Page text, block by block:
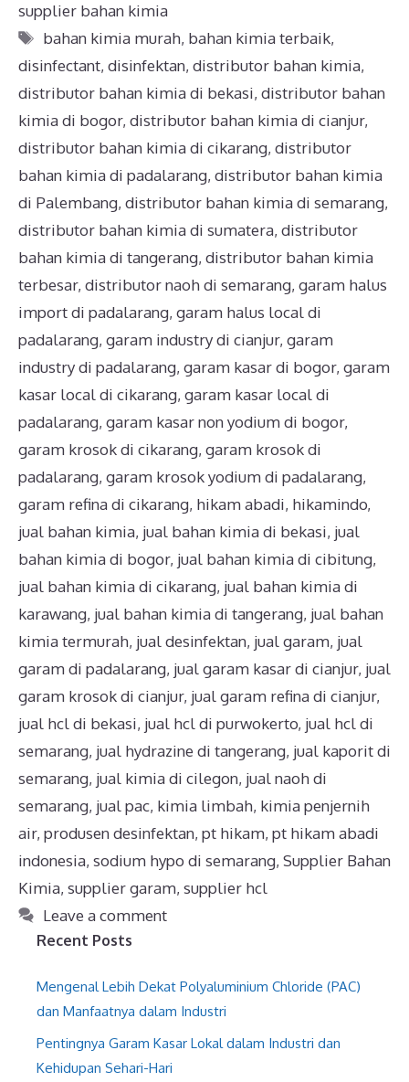
supplier bahan kimia
bahan kimia murah, bahan kimia terbaik,
disinfectant, disinfektan, distributor bahan kimia,
distributor bahan kimia di bekasi, distributor bahan
kimia di bogor, distributor bahan kimia di cianjur,
distributor bahan kimia di cikarang, distributor
bahan kimia di padalarang, distributor bahan kimia
di Palembang, distributor bahan kimia di semarang,
distributor bahan kimia di sumatera, distributor
bahan kimia di tangerang, distributor bahan kimia
terbesar, distributor naoh di semarang, garam halus
import di padalarang, garam halus local di
padalarang, garam industry di cianjur, garam
industry di padalarang, garam kasar di bogor, garam
kasar local di cikarang, garam kasar local di
padalarang, garam kasar non yodium di bogor,
garam krosok di cikarang, garam krosok di
padalarang, garam krosok yodium di padalarang,
garam refina di cikarang, hikam abadi, hikamindo,
jual bahan kimia, jual bahan kimia di bekasi, jual
bahan kimia di bogor, jual bahan kimia di cibitung,
jual bahan kimia di cikarang, jual bahan kimia di
karawang, jual bahan kimia di tangerang, jual bahan
kimia termurah, jual desinfektan, jual garam, jual
garam di padalarang, jual garam kasar di cianjur, jual
garam krosok di cianjur, jual garam refina di cianjur,
jual hcl di bekasi, jual hcl di purwokerto, jual hcl di
semarang, jual hydrazine di tangerang, jual kaporit di
semarang, jual kimia di cilegon, jual naoh di
semarang, jual pac, kimia limbah, kimia penjernih
air, produsen desinfektan, pt hikam, pt hikam abadi
indonesia, sodium hypo di semarang, Supplier Bahan
Kimia, supplier garam, supplier hcl
Leave a comment
Recent Posts
Mengenal Lebih Dekat Polyaluminium Chloride (PAC)
dan Manfaatnya dalam Industri
Pentingnya Garam Kasar Lokal dalam Industri dan
Kehidupan Sehari-Hari